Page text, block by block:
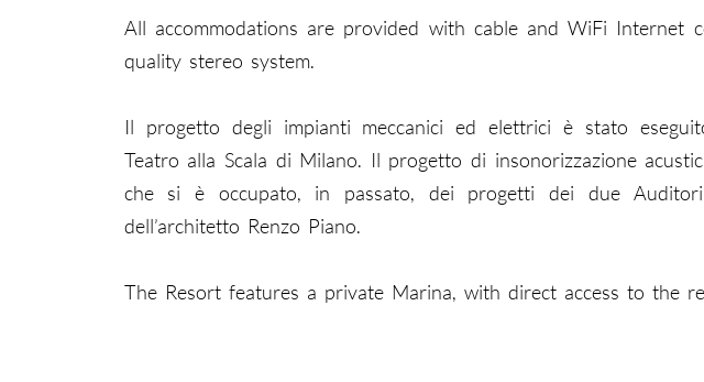
All accommodations are provided with cable and WiFi Internet
quality stereo system.
Il progetto degli impianti meccanici ed elettrici è stato
Teatro alla Scala di Milano. Il progetto di insonorizzazione
che si è occupato, in passato, dei progetti dei due
dell’architetto Renzo Piano.
The Resort features a private Marina, with direct access to the